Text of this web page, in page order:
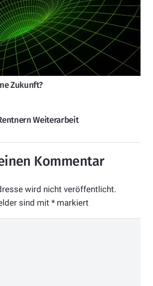
Zukunft?
Weiterarbeit
Kommentar
wird nicht veröffentlicht.
sind mit *markiert